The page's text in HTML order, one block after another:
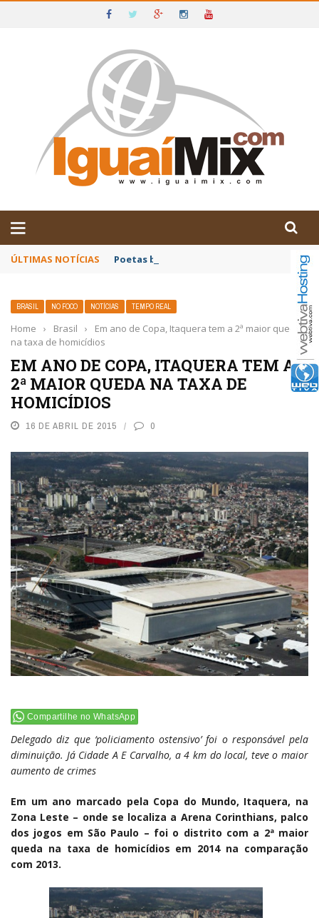
IGUAÍ E SUDOESTE DA BAHIA
ÚLTIMAS NOTÍCIAS Poetas baianos representam o Brasil no
BRASIL NO FOCO NOTÍCIAS TEMPO REAL
Home › Brasil ›
Em ano de Copa, Itaquera tem a 2ª maior queda
na taxa de homicídios
EM ANO DE COPA, ITAQUERA TEM A
2ª MAIOR QUEDA NA TAXA DE
HOMICÍDIOS
16 DE ABRIL DE 2015 0
Compartilhe no WhatsApp
Delegado diz que ‘policiamento ostensivo’ foi o responsável pela
diminuição. Já Cidade A E Carvalho, a 4 km do local, teve o maior
aumento de crimes
Em um ano marcado pela Copa do Mundo, Itaquera, na
Zona Leste – onde se localiza a Arena Corinthians, palco
dos jogos em São Paulo – foi o distrito com a 2ª maior
queda na taxa de homicídios em 2014 na comparação
com 2013.